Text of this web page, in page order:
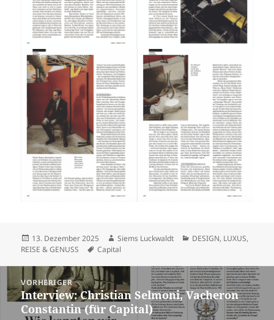
Veröffentlicht
am
13. Dezember 2025 Autor
Siems Luckwaldt Kategorien
DESIGN, LUXUS,
REISE & GENUSS
Schlagwörter
Capital
Beitragsnavigation
VORHERIGER
Vorheriger
Beitrag:
Interview: Christian Selmoni, Vacheron
Constantin (für Capital)